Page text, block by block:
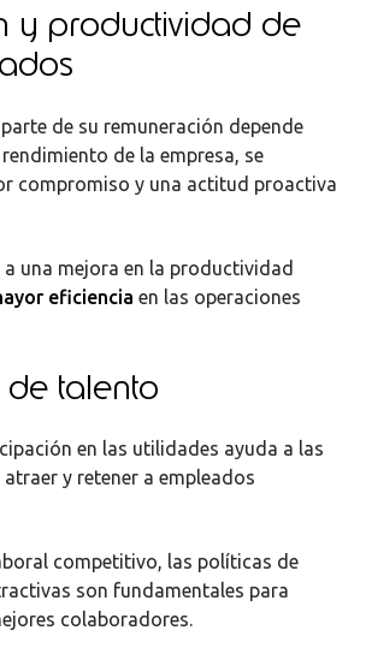
y productividad de
de su remuneración depende
de la empresa, se
compromiso y una actitud proactiva
a una mejora en la productividad
eficiencia en las operaciones
de talento
en las utilidades ayuda a las
y retener a empleados
competitivo, las políticas de
son fundamentales para
colaboradores.